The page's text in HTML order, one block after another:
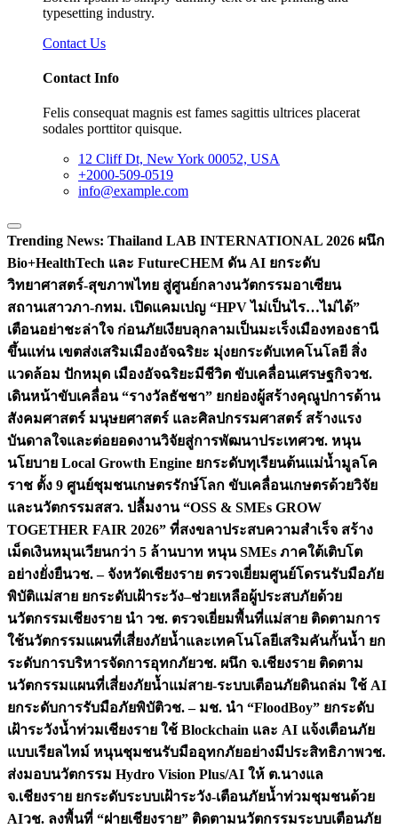
typesetting industry.
Contact Us
Contact Info
Felis consequat magnis est fames sagittis ultrices placerat
sodales porttitor quisque.
12 Cliff Dt, New York 00052, USA
+2000-509-0519
info@example.com
Trending News: Thailand LAB INTERNATIONAL 2026 ผนึก
Bio+HealthTech และ FutureCHEM ดัน AI ยกระดับ
วิทยาศาสตร์-สุขภาพไทย สู่ศูนย์กลางนวัตกรรมอาเซียน
สถานเสาวภา-กทม. เปิดแคมเปญ “HPV ไม่เป็นไร…ไม่ได้”
เตือนอย่าชะล่าใจ ก่อนภัยเงียบลุกลามเป็นมะเร็งเมืองทองธานี
ขึ้นแท่น เขตส่งเสริมเมืองอัจฉริยะ มุ่งยกระดับเทคโนโลยี สิ่ง
แวดล้อม ปักหมุด เมืองอัจฉริยะมีชีวิต ขับเคลื่อนเศรษฐกิจวช.
เดินหน้าขับเคลื่อน “รางวัลธัชชา” ยกย่องผู้สร้างคุณูปการด้าน
สังคมศาสตร์ มนุษยศาสตร์ และศิลปกรรมศาสตร์ สร้างแรง
บันดาลใจและต่อยอดงานวิจัยสู่การพัฒนาประเทศวช. หนุน
นโยบาย Local Growth Engine ยกระดับทุเรียนต้นแม่น้ำมูลโค
ราช ตั้ง 9 ศูนย์ชุมชนเกษตรรักษ์โลก ขับเคลื่อนเกษตรด้วยวิจัย
และนวัตกรรมสสว. ปลื้มงาน “OSS & SMEs GROW
TOGETHER FAIR 2026” ที่สงขลาประสบความสำเร็จ สร้าง
เม็ดเงินหมุนเวียนกว่า 5 ล้านบาท หนุน SMEs ภาคใต้เติบโต
อย่างยั่งยืนวช. – จังหวัดเชียงราย ตรวจเยี่ยมศูนย์โดรนรับมือภัย
พิบัติแม่สาย ยกระดับเฝ้าระวัง–ช่วยเหลือผู้ประสบภัยด้วย
นวัตกรรมเชียงราย นำ วช. ตรวจเยี่ยมพื้นที่แม่สาย ติดตามการ
ใช้นวัตกรรมแผนที่เสี่ยงภัยน้ำและเทคโนโลยีเสริมคันกั้นน้ำ ยก
ระดับการบริหารจัดการอุทกภัยวช. ผนึก จ.เชียงราย ติดตาม
นวัตกรรมแผนที่เสี่ยงภัยน้ำแม่สาย-ระบบเตือนภัยดินถล่ม ใช้ AI
ยกระดับการรับมือภัยพิบัติวช. – มช. นำ “FloodBoy” ยกระดับ
เฝ้าระวังน้ำท่วมเชียงราย ใช้ Blockchain และ AI แจ้งเตือนภัย
แบบเรียลไทม์ หนุนชุมชนรับมืออุทกภัยอย่างมีประสิทธิภาพวช.
ส่งมอบนวัตกรรม Hydro Vision Plus/AI ให้ ต.นางแล
จ.เชียงราย ยกระดับระบบเฝ้าระวัง-เตือนภัยน้ำท่วมชุมชนด้วย
AIวช. ลงพื้นที่ “ฝายเชียงราย” ติดตามนวัตกรรมระบบเตือนภัย